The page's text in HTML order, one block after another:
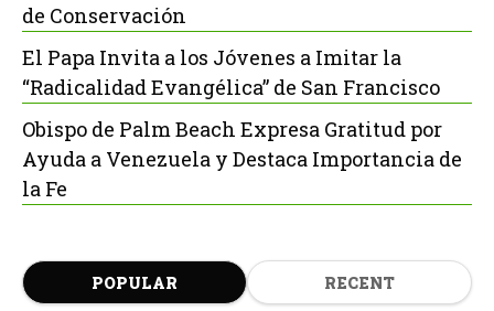
de Conservación
El Papa Invita a los Jóvenes a Imitar la
“Radicalidad Evangélica” de San Francisco
Obispo de Palm Beach Expresa Gratitud por
Ayuda a Venezuela y Destaca Importancia de
la Fe
POPULAR RECENT